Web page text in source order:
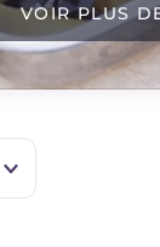
VOIR PLUS